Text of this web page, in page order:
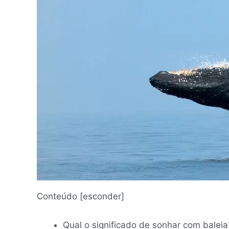
Conteúdo [esconder]
Qual o significado de sonhar com